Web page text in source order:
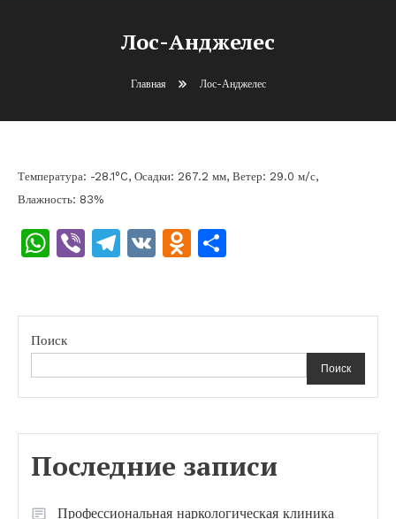
Лос-Анджелес
Главная Лос-Анджелес
Температура: -28.1°C, Осадки: 267.2 мм, Ветер: 29.0 м/с,
Влажность: 83%
WhatsApp
ViberTelegram
VK Odnoklassniki
Поиск
Поиск
Последние записи
Профессиональная наркологическая клиника